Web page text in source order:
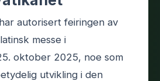
autorisert feiringen av
messe i
oktober 2025, noe som
utvikling i den